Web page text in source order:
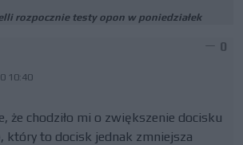
rozpocznie testy opon w poniedziałek
10:40
0
że chodziło mi o zwiększenie docisku
który to docisk jednak zmniejsza